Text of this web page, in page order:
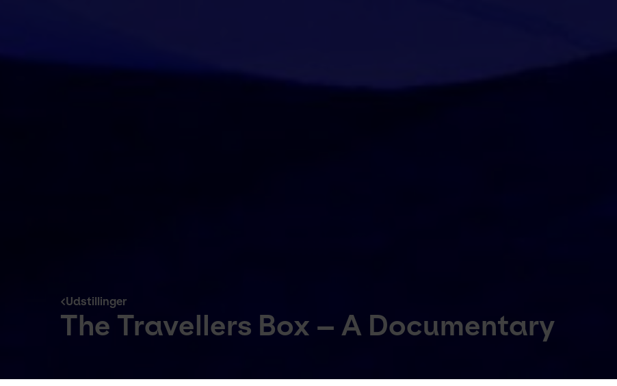
Udstillinger
The Travellers Box – A Documentary